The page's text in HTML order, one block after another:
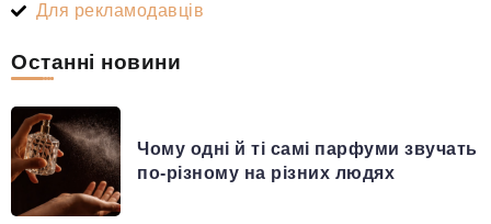
Для рекламодавців
Останні новини
Чому одні й ті самі парфуми звучать
по-різному на різних людях